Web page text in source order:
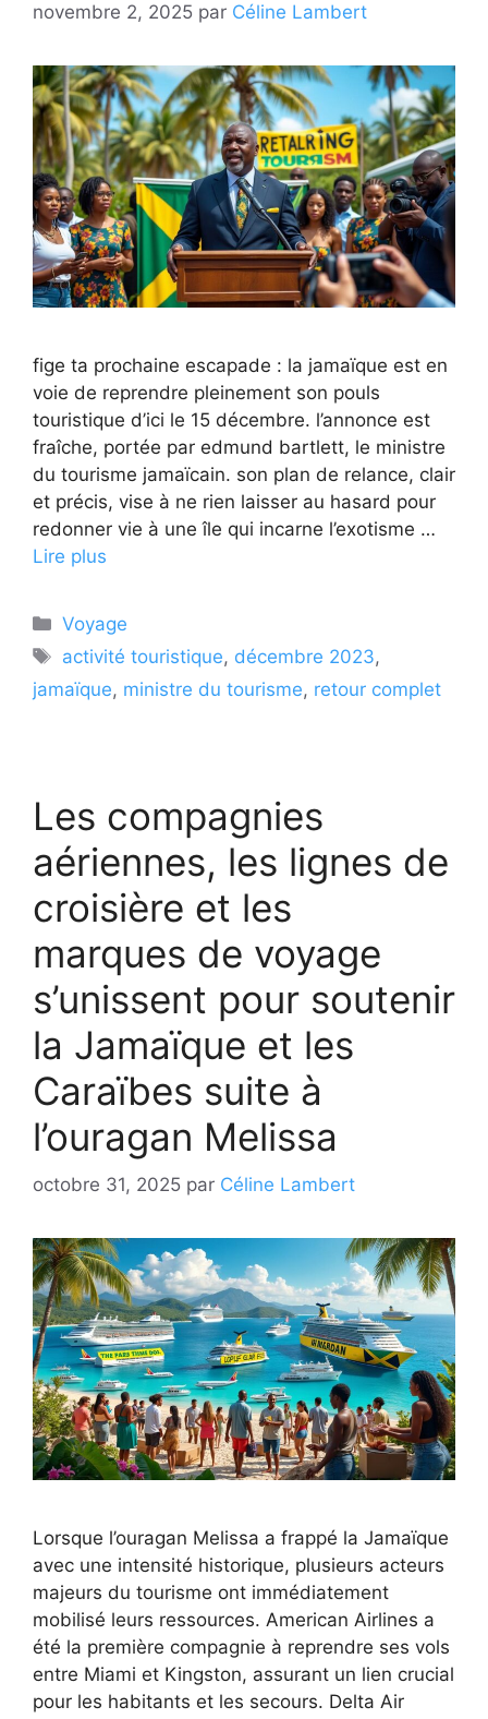
novembre 2, 2025 par Céline Lambert
fige ta prochaine escapade : la jamaïque est en
voie de reprendre pleinement son pouls
touristique d’ici le 15 décembre. l’annonce est
fraîche, portée par edmund bartlett, le ministre
du tourisme jamaïcain. son plan de relance, clair
et précis, vise à ne rien laisser au hasard pour
redonner vie à une île qui incarne l’exotisme …
Lire plus
Catégories
Voyage
Étiquettes
activité touristique, décembre 2023,
jamaïque, ministre du tourisme, retour complet
Les compagnies
aériennes, les lignes de
croisière et les
marques de voyage
s’unissent pour soutenir
la Jamaïque et les
Caraïbes suite à
l’ouragan Melissa
octobre 31, 2025 par Céline Lambert
Lorsque l’ouragan Melissa a frappé la Jamaïque
avec une intensité historique, plusieurs acteurs
majeurs du tourisme ont immédiatement
mobilisé leurs ressources. American Airlines a
été la première compagnie à reprendre ses vols
entre Miami et Kingston, assurant un lien crucial
pour les habitants et les secours. Delta Air